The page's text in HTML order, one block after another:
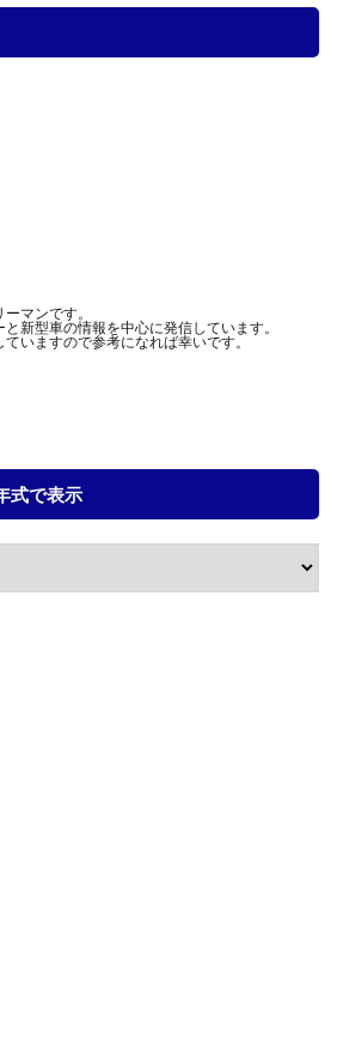
マンです。
新型車の情報を中心に発信しています。
いますので参考になれば幸いです。
式で表示